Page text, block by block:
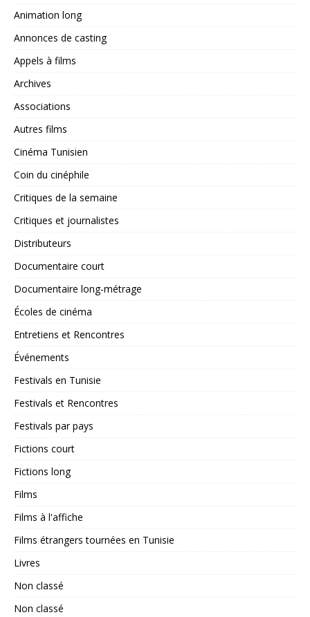
Animation long
Annonces de casting
Appels à films
Archives
Associations
Autres films
Cinéma Tunisien
Coin du cinéphile
Critiques de la semaine
Critiques et journalistes
Distributeurs
Documentaire court
Documentaire long-métrage
Écoles de cinéma
Entretiens et Rencontres
Événements
Festivals en Tunisie
Festivals et Rencontres
Festivals par pays
Fictions court
Fictions long
Films
Films à l'affiche
Films étrangers tournées en Tunisie
Livres
Non classé
Non classé